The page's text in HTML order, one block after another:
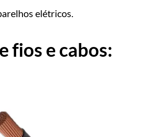
elétricos.
fios e cabos: